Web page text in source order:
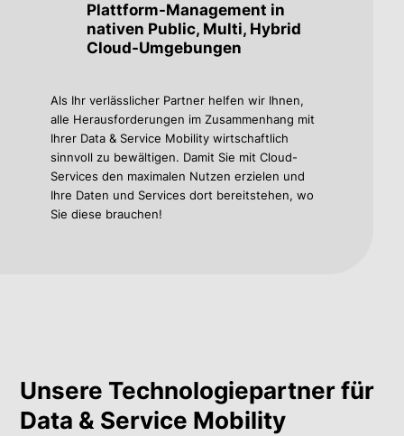
Plattform-Management in
nativen Public, Multi, Hybrid
Cloud-Umgebungen
Als Ihr verlässlicher Partner helfen wir Ihnen,
alle Herausforderungen im Zusammenhang mit
Ihrer Data & Service Mobility wirtschaftlich
sinnvoll zu bewältigen. Damit Sie mit Cloud-
Services den maximalen Nutzen erzielen und
Ihre Daten und Services dort bereitstehen, wo
Sie diese brauchen!
Unsere Technologiepartner für
Data & Service Mobility